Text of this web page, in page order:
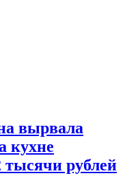
вырвала
кухне
тысячи рублей